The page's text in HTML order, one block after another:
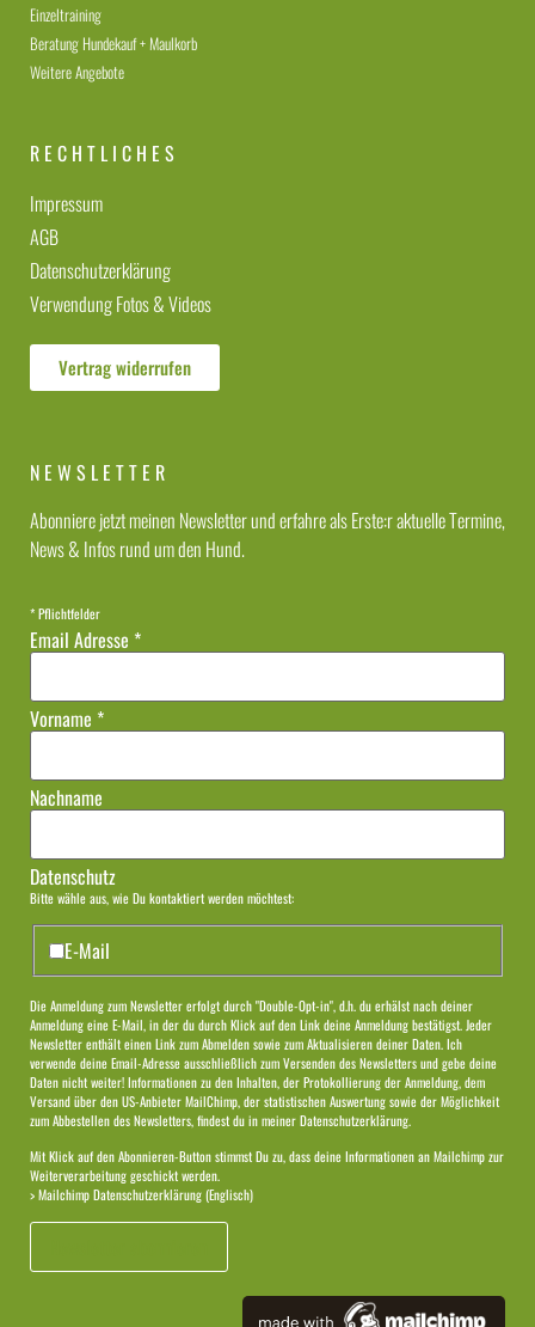
Einzeltraining
Beratung Hundekauf + Maulkorb
Weitere Angebote
RECHTLICHES
Impressum
AGB
Datenschutzerklärung
Verwendung Fotos & Videos
Vertrag widerrufen
NEWSLETTER
Abonniere jetzt meinen Newsletter und erfahre als Erste:r aktuelle Termine,
News & Infos rund um den Hund.
*Pflichtfelder
Email Adresse *
Vorname *
Nachname
Datenschutz
Bitte wähle aus, wie Du kontaktiert werden möchtest:
E-Mail
Die Anmeldung zum Newsletter erfolgt durch "Double-Opt-in", d.h. du erhälst nach deiner
Anmeldung eine E-Mail, in der du durch Klick auf den Link deine Anmeldung bestätigst. Jeder
Newsletter enthält einen Link zum Abmelden sowie zum Aktualisieren deiner Daten. Ich
verwende deine Email-Adresse ausschließlich zum Versenden des Newsletters und gebe deine
Daten nicht weiter! Informationen zu den Inhalten, der Protokollierung der Anmeldung, dem
Versand über den US-Anbieter MailChimp, der statistischen Auswertung sowie der Möglichkeit
zum Abbestellen des Newsletters, findest du in meinerDatenschutzerklärung.
Mit Klick auf den Abonnieren-Button stimmst Du zu, dass deine Informationen an Mailchimp zur
Weiterverarbeitung geschickt werden.
> Mailchimp Datenschutzerklärung (Englisch)